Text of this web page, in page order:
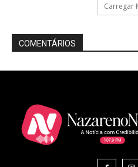
Carregar
COMENTÁRIOS